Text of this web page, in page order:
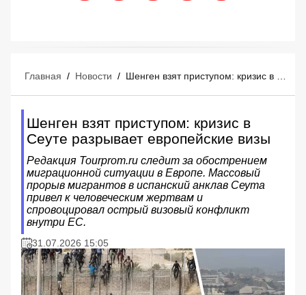
Главная / Новости /
Шенген взят приступом: кризис в
Сеуте разрывает европейские визы
Редакция Tourprom.ru следит за обострением
миграционной ситуации в Европе. Массовый
прорыв мигрантов в испанский анклав Сеута
привел к человеческим жертвам и
спровоцировал острый визовый конфликт
внутри ЕС.
31.07.2026 15:05